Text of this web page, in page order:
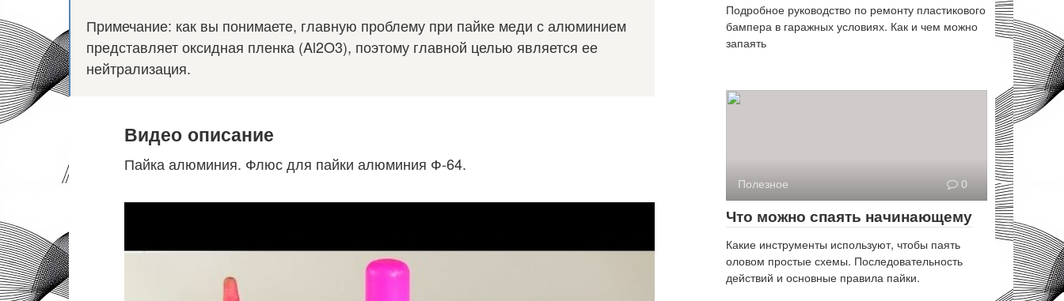
Примечание: как вы понимаете, главную проблему при пайке меди с алюминием
представляет оксидная пленка (Al2O3), поэтому главной целью является ее
нейтрализация.
Видео описание
Пайка алюминия. Флюс для пайки алюминия Ф-64.
Подробное руководство по ремонту пластикового
бампера в гаражных условиях. Как и чем можно
запаять
Полезное 0
Что можно спаять начинающему
Какие инструменты используют, чтобы паять
оловом простые схемы. Последовательность
действий и основные правила пайки.